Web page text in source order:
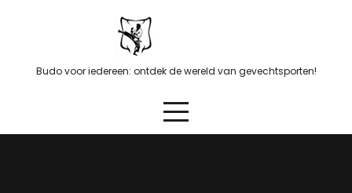
Budo voor iedereen: ontdek de wereld van gevechtsporten!